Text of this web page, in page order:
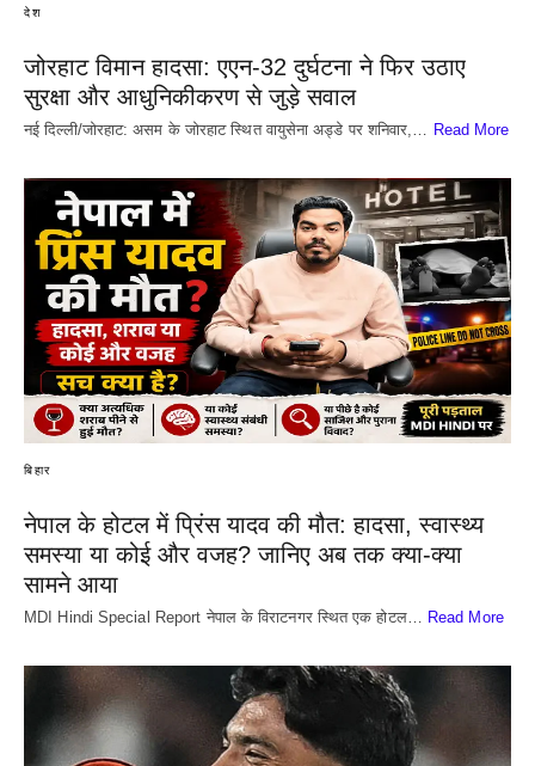
देश
जोरहाट विमान हादसा: एएन-32 दुर्घटना ने फिर उठाए
सुरक्षा और आधुनिकीकरण से जुड़े सवाल
नई दिल्ली/जोरहाट: असम के जोरहाट स्थित वायुसेना अड्डे पर शनिवार,… Read More
बिहार
नेपाल के होटल में प्रिंस यादव की मौत: हादसा, स्वास्थ्य
समस्या या कोई और वजह? जानिए अब तक क्या-क्या
सामने आया
MDI Hindi Special Report नेपाल के विराटनगर स्थित एक होटल… Read More